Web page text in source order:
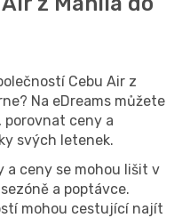
Cebu Air z
Na eDreams můžete
porovnat ceny a
svých letenek.
a ceny se mohou lišit v
a poptávce.
mohou cestující najít